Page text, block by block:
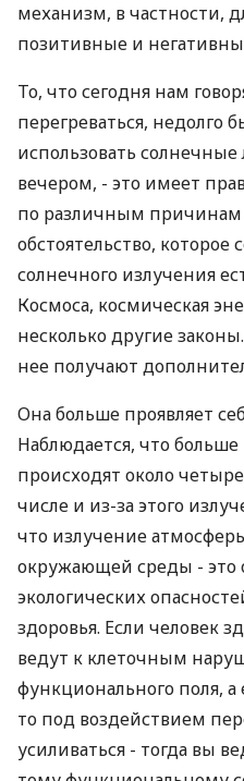
механизм, в частности,
позитивные и
То, что сегодня нам
перегреваться, недолго
использовать
вечером, - это имеет
по различным причинам
обстоятельство,
солнечного излучения
Космоса, космическая
несколько другие
нее получают
Она больше проявляет
Наблюдается, что
происходят около
числе и из-за этого
что излучение
окружающей среды - это
экологических
здоровья. Если человек
ведут к клеточным
функционального поля, а
то под воздействием
усиливаться - тогда вы